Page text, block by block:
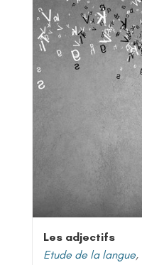
Les adjectifs
Etude de la langue,